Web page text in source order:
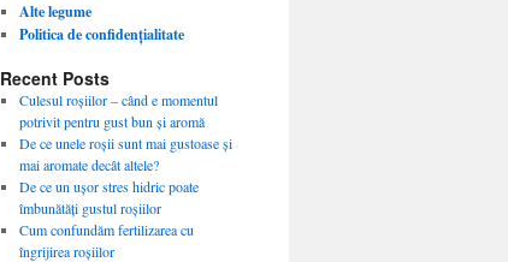
Alte legume
Politica de confidențialitate
Recent Posts
Culesul roșiilor – când e momentul
potrivit pentru gust bun și aromă
De ce unele roșii sunt mai gustoase și
mai aromate decât altele?
De ce un ușor stres hidric poate
îmbunătăți gustul roșiilor
Cum confundăm fertilizarea cu
îngrijirea roșiilor